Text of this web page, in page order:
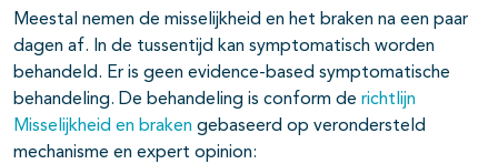
Meestal nemen de misselijkheid en het braken na een paar
dagen af. In de tussentijd kan symptomatisch worden
behandeld. Er is geen evidence-based symptomatische
behandeling. De behandeling is conform de richtlijn
Misselijkheid en braken gebaseerd op verondersteld
mechanisme en expert opinion: